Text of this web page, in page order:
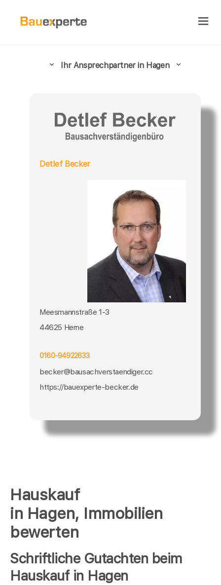
Hauskauf
in Hagen, Immobilien
bewerten
Schriftliche Gutachten beim
Hauskauf in Hagen
Ihr Ansprechpartner in Hagen
Detlef Becker
Meesmannstraße 1-3
44625 Herne
0160-94922633
becker@bausachverstaendiger.cc
https://bauexperte-becker.de